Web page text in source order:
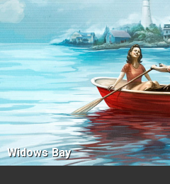
Widows Bay